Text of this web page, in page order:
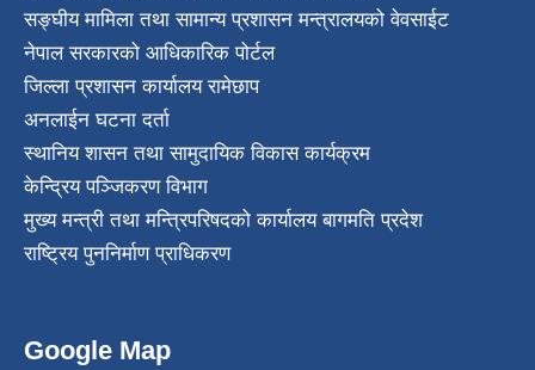
सङ्घीय मामिला तथा सामान्य प्रशासन मन्त्रालयको वेवसाईट
नेपाल सरकारको आधिकारिक पोर्टल
जिल्ला प्रशासन कार्यालय रामेछाप
अनलाईन घटना दर्ता
स्थानिय शासन तथा सामुदायिक विकास कार्यक्रम
केन्द्रिय पञ्जिकरण विभाग
मुख्य मन्त्री तथा मन्त्रिपरिषदको कार्यालय बागमति प्रदेश
राष्ट्रिय पुननिर्माण प्राधिकरण
Google Map